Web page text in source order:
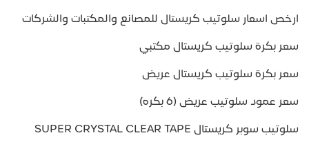
ارخص اسعار سلوتيب كريستال للمصانع والمكتبات والشركات
سعر بكرة سلوتيب كريستال مكتبي
سعر بكرة سلوتيب كريستال عريض
سعر عمود سلوتيب عريض (6 بكره)
سلوتيب سوبر كريستال SUPER CRYSTAL CLEAR TAPE